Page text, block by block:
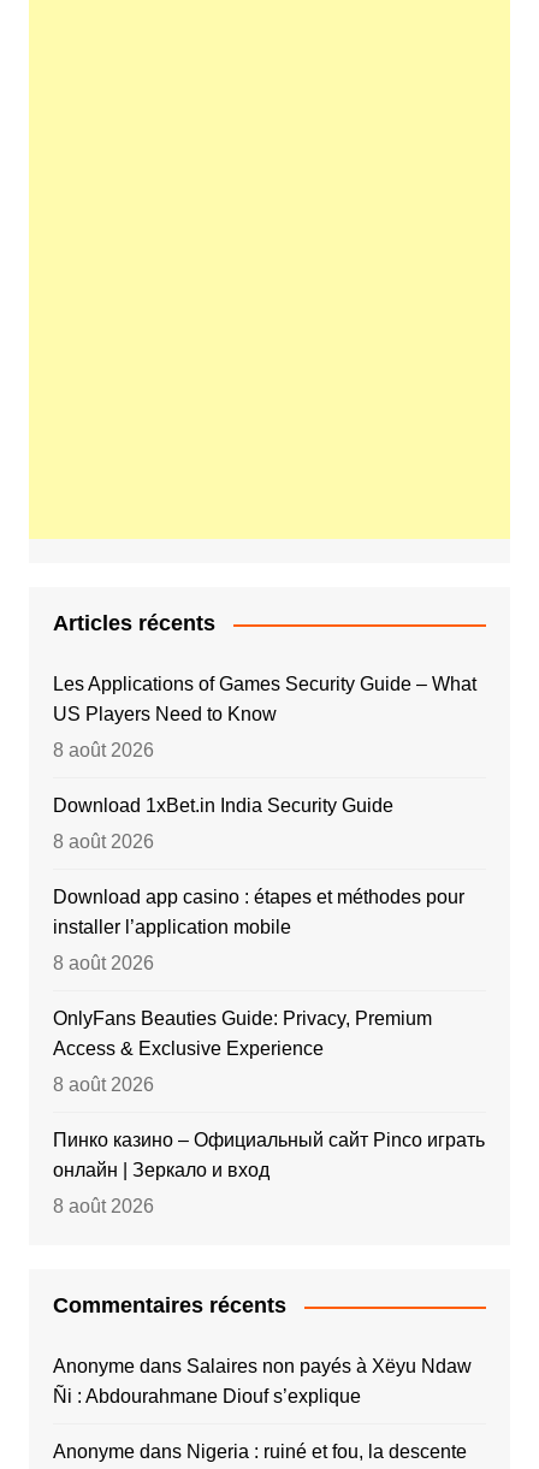
Articles récents
Les Applications of Games Security Guide – What
US Players Need to Know
8 août 2026
Download 1xBet.in India Security Guide
8 août 2026
Download app casino : étapes et méthodes pour
installer l’application mobile
8 août 2026
OnlyFans Beauties Guide: Privacy, Premium
Access & Exclusive Experience
8 août 2026
Пинко казино – Официальный сайт Pinco играть
онлайн | Зеркало и вход
8 août 2026
Commentaires récents
Anonymedans Salaires non payés à Xëyu Ndaw
Ñi : Abdourahmane Diouf s’explique
Anonymedans Nigeria : ruiné et fou, la descente